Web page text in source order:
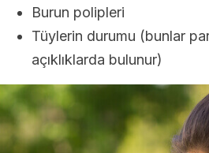
Burun polipleri
Tüylerin durumu (bunlar
açıklıklarda bulunur)